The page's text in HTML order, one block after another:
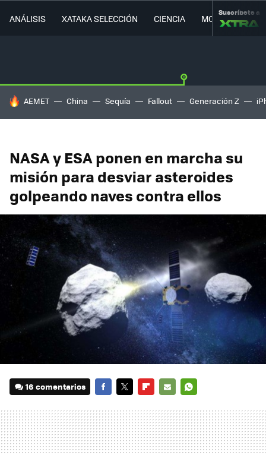
ANÁLISIS XATAKA SELECCIÓN CIENCIA MOVILIDAD
Suscríbete a
HOY SE HABLA DE
AEMET China Sequía Fallout Generación Z
NASA y ESA ponen en marcha su
misión para desviar asteroides
golpeando naves contra ellos
16 comentarios
MAIL